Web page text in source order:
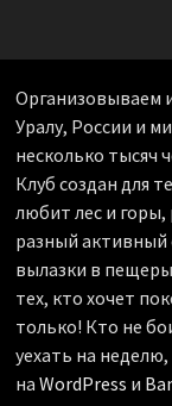
Организовываем
Уралу, России и
несколько тысяч
Клуб создан для
любит лес и горы,
разный активный
вылазки в
тех, кто хочет
только! Кто не
уехать на
на WordPress и